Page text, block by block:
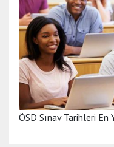
ÖSD Sınav Tarihleri En